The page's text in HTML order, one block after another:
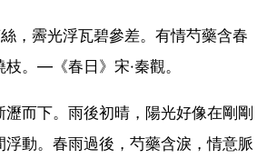
，霽光浮瓦碧參差。有情芍藥含春
。—《春日》宋·秦觀。
而下。雨後初晴，陽光好像在剛剛
浮動。春雨過後，芍藥含淚，情意脈